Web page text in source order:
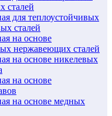
сталей
для теплоустойчивых
сталей
на основе
нержавеющих сталей
на основе никелевых
на основе
на основе медных